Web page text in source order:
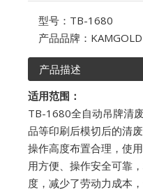
型号： TB-1680
产品品牌： KAMGOLD
产品描述
适用范围 ：
TB-1680全自动吊牌清
品等印刷后模切后的清废
操作高度布置合理，使
用方便、操作安全可靠
度，减少了劳动力成本